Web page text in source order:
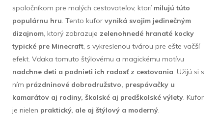
spoločníkom pre malých cestovateľov, ktorímilujú túto
populárnu hru. Tento kufor vyniká svojim jedinečným
dizajnom, ktorý zobrazuje zelenohnedé hranaté kocky
typické pre Minecraft, s vykreslenou tvárou pre ešte väčší
efekt. Vďaka tomuto štýlovému a magickému motívu
nadchne deti a podnieti ich radosť z cestovania. Užijú si s
ním prázdninové dobrodružstvo, prespávačky u
kamarátov aj rodiny, školské aj predškolské výlety. Kufor
je nielen praktický, ale aj štýlový a moderný.